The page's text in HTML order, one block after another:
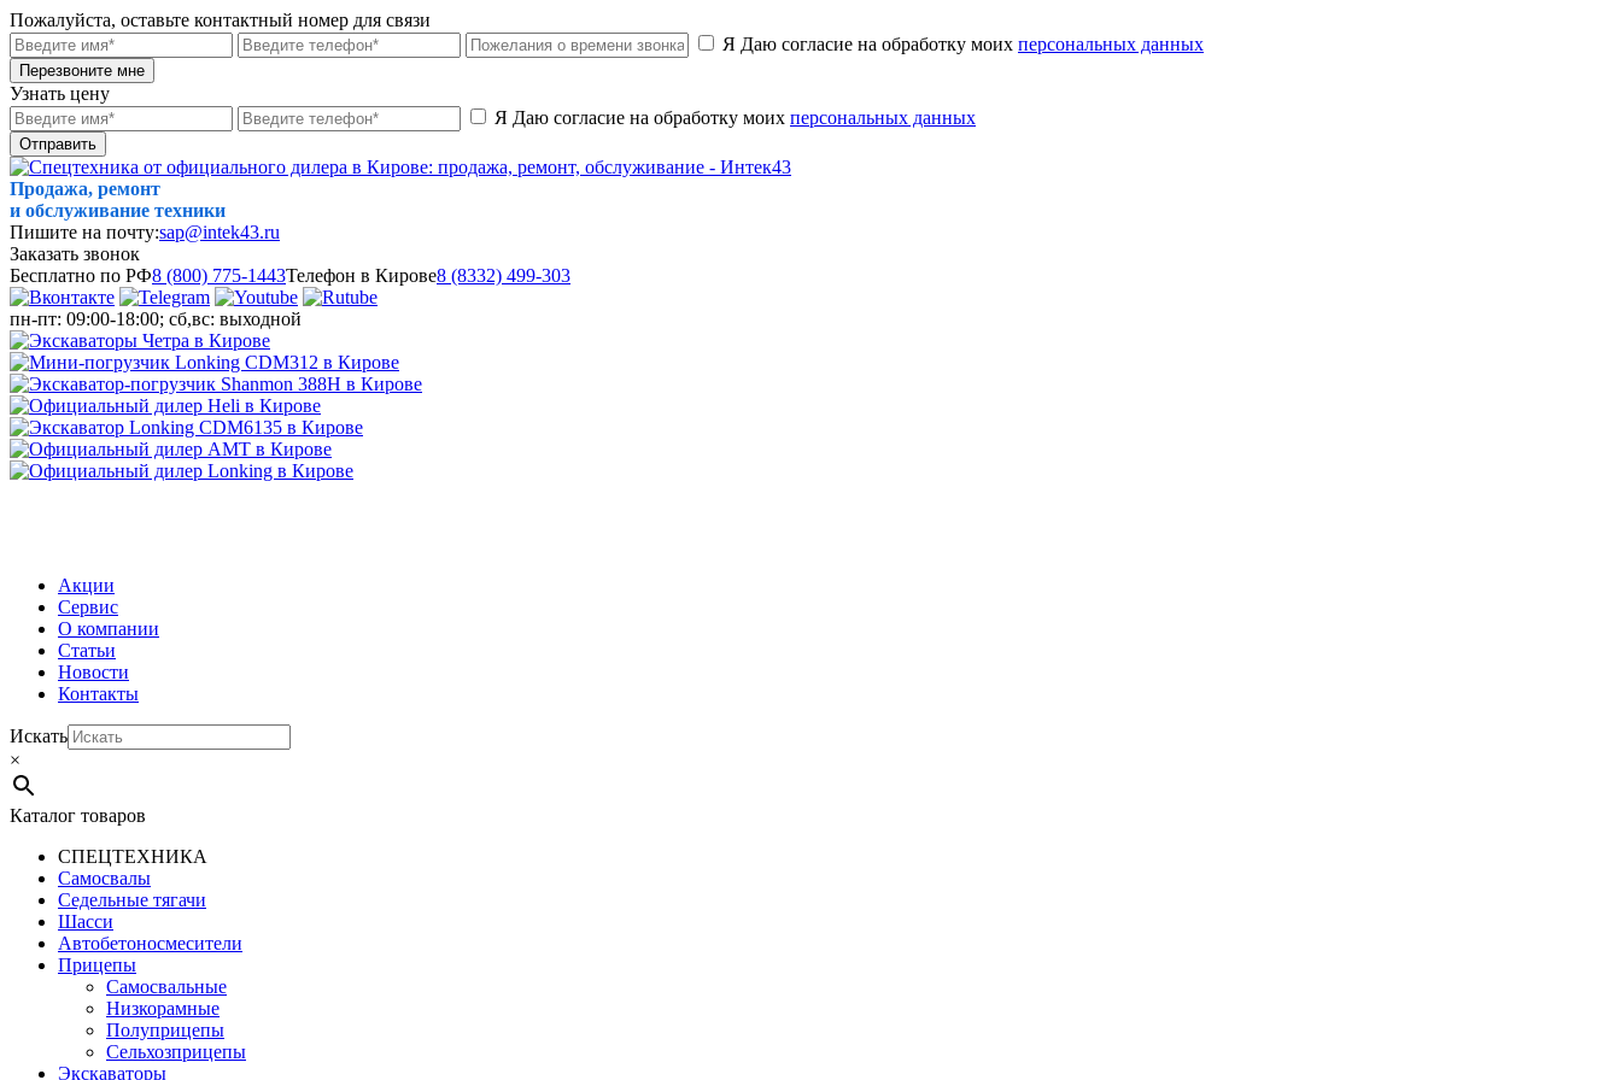
Пожалуйста, оставьте контактный номер для связи
Я Даю согласие на обработку моих персональных данных
Перезвоните мне
Узнать цену
Я Даю согласие на обработку моих персональных данных
Отправить
Продажа, ремонт
и обслуживание техники
Пишите на почту:sap@intek43.ru
Заказать звонок
Бесплатно по РФ8 (800) 775-1443Телефон в Кирове8 (8332) 499-303
пн-пт: 09:00-18:00; сб,вс: выходной
Акции
Сервис
О компании
Статьи
Новости
Контакты
Искать
×
Каталог товаров
СПЕЦТЕХНИКА
Самосвалы
Седельные тягачи
Шасси
Автобетоно­смесители
Прицепы
Самосвальные
Низкорамные
Полуприцепы
Сельхозприцепы
Экскаваторы